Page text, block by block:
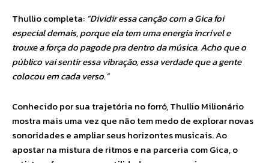
Thullio completa: “Dividir essa canção com a Gica foi
especial demais, porque ela tem uma energia incrível e
trouxe a força do pagode pra dentro da música. Acho que o
público vai sentir essa vibração, essa verdade que a gente
colocou em cada verso.”
Conhecido por sua trajetória no forró, Thullio Milionário
mostra mais uma vez que não tem medo de explorar novas
sonoridades e ampliar seus horizontes musicais. Ao
apostar na mistura de ritmos e na parceria com Gica, o